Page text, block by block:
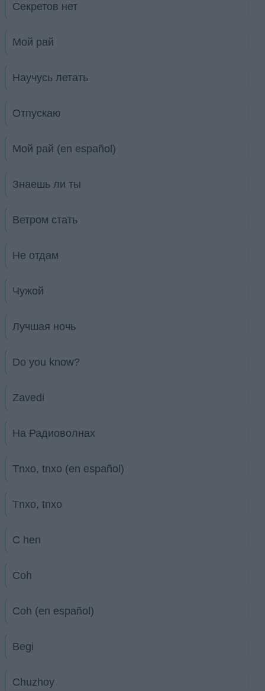
Секретов нет
Мой рай
Научусь летать
Отпускаю
Мой рай (en español)
Знаешь ли ты
Ветром стать
Не отдам
Чужой
Лучшая ночь
Do you know?
Zavedi
На Радиоволнах
Tnxo, tnxo (en español)
Tnxo, tnxo
C hen
Coh
Coh (en español)
Begi
Chuzhoy